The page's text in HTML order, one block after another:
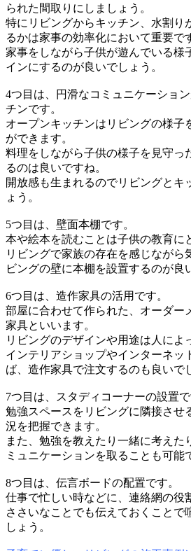
られた間取りにしましょう。
特にリビングからキッチン、水割り
るかは家事の効率化において重要で
家事をしながら子供が遊んでいる様
インにするのが良いでしょう。
4つ目は、円滑なコミュニケーショ
チンです。
オープンキッチンはリビングの様子
ができます。
料理をしながら子供の様子を見守っ
るのは良いですね。
開放感も生まれるのでリビングとキ
ょう。
5つ目は、壁面本棚です。
本や絵本を読むことは子供の教育に
リビングで家族の存在を感じながら
ビングの壁に本棚を設置するのが良
6つ目は、造作家具の活用です。
部屋に合わせて作られた、オーダー
家具といいます。
リビングのデザインや用途は人によ
インテリアショップやインターネッ
ば、造作家具で注文するのも良いで
7つ目は、スタディコーナーの設置で
勉強スペースをリビングに隣接させ
況を把握できます。
また、勉強を教えたり一緒に考えた
ミュニケーションを取ることも可能
8つ目は、伝言ボードの配置です。
仕事で忙しい時などに、連絡網の役
ささいなことでも伝えておくことで
しょう。